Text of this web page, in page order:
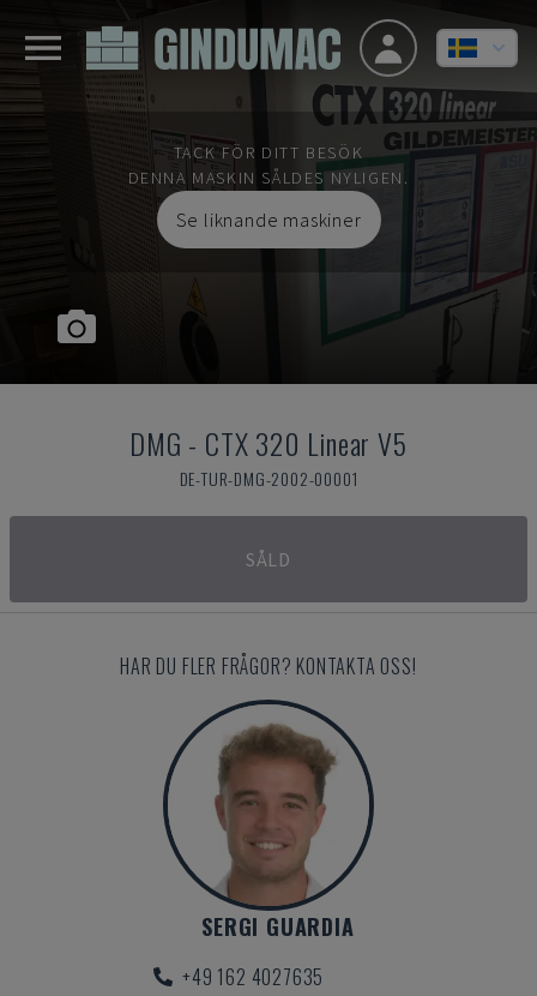
TACK FÖR DITT BESÖK
DENNA MASKIN SÅLDES NYLIGEN.
Se liknande maskiner
DMG - CTX 320 Linear V5
DE-TUR-DMG-2002-00001
SÅLD
HAR DU FLER FRÅGOR? KONTAKTA OSS!
SERGI GUARDIA
+49 162 4027635